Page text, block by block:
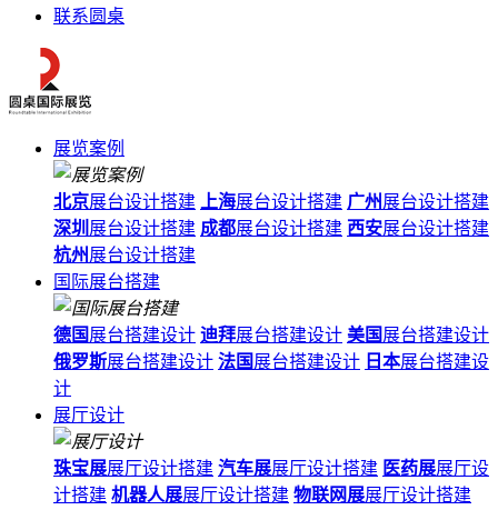
联系圆桌
展览案例
北京展台设计搭建 上海展台设计搭建 广州展台设计搭建
深圳 展台设计搭建 成都展台设计搭建 西安展台设计搭建
杭州展台设计搭建
国际展台搭建
德国 展台搭建设计 迪拜展台搭建设计 美国 展台搭建设计
俄罗斯展台搭建设计 法国 展台搭建设计 日本展台搭建设
计
展厅设计
珠宝展展厅设计搭建 汽车展展厅设计搭建 医药展展厅设
计搭建 机器人展展厅设计搭建 物联网展展厅设计搭建